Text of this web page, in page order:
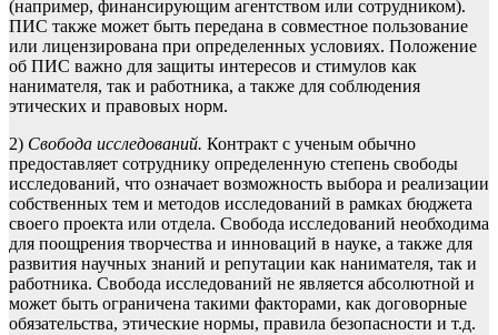
(например, финансирующим агентством или сотрудником).
ПИС также может быть передана в совместное пользование
или лицензирована при определенных условиях. Положение
об ПИС важно для защиты интересов и стимулов как
нанимателя, так и работника, а также для соблюдения
этических и правовых норм.
2) Свобода исследований. Контракт с ученым обычно
предоставляет сотруднику определенную степень свободы
исследований, что означает возможность выбора и реализации
собственных тем и методов исследований в рамках бюджета
своего проекта или отдела. Свобода исследований необходима
для поощрения творчества и инноваций в науке, а также для
развития научных знаний и репутации как нанимателя, так и
работника. Свобода исследований не является абсолютной и
может быть ограничена такими факторами, как договорные
обязательства, этические нормы, правила безопасности и т.д.